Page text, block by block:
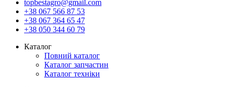
topbestagro@gmail.com
+38 067 566 87 53
+38 067 364 65 47
+38 050 344 60 79
Каталог
Повний каталог
Каталог запчастин
Каталог техніки